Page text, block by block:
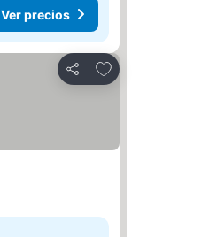
Ver precios
Compartir
Añadir a favoritos